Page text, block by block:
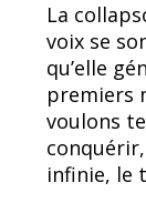
La
voix se
qu’elle
premiers
voulons
infinie, le